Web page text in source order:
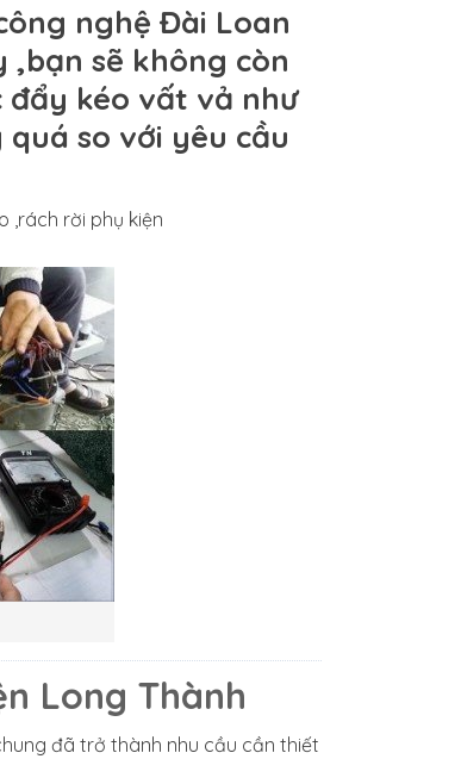
nghệ Đài Loan
sẽ không còn
đẩy kéo vất vả như
so với yêu cầu
,rách rời phụ kiện
Long Thành
đã trở thành nhu cầu cần thiết